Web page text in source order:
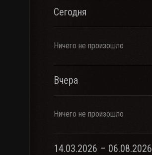
Сегодня
Ничего не произошло
Вчера
Ничего не произошло
14.03.2026 – 06.08.2026